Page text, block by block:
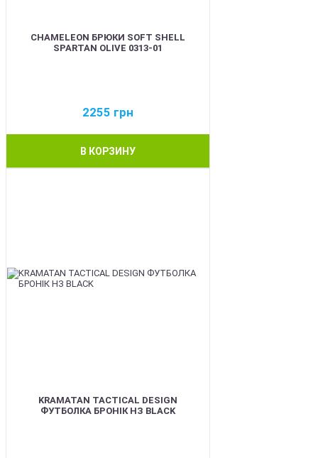
CHAMELEON БРЮКИ SOFT SHELL
SPARTAN OLIVE 0313-01
2255 грн
В КОРЗИНУ
KRAMATAN TACTICAL DESIGN
ФУТБОЛКА БРОНІК НЗ BLACK